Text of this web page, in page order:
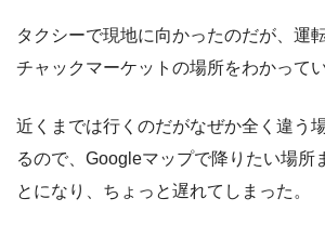
タクシーで現地に向かったのだが、運
チャックマーケットの場所をわかってい
近くまでは行くのだがなぜか全く違う
るので、Googleマップで降りたい場所
とになり、ちょっと遅れてしまった。